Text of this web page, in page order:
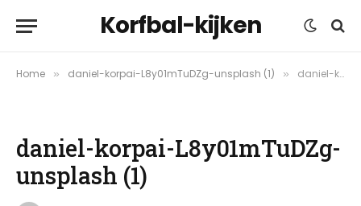
Korfbal-kijken
Home » daniel-korpai-L8y01mTuDZg-unsplash (1) » daniel-korpai-L8y01mTuDZg-unsplash (1)
daniel-korpai-L8y01mTuDZg-
unsplash (1)